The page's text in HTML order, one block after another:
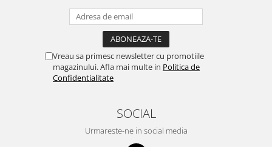
Vreau sa primesc newsletter cu promotiile
magazinului. Afla mai multe in Politica de
Confidentialitate
SOCIAL
Urmareste-ne in social media